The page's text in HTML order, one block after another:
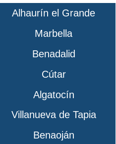
Alhaurín el Grande
Marbella
Benadalid
Cútar
Algatocín
Villanueva de Tapia
Benaoján